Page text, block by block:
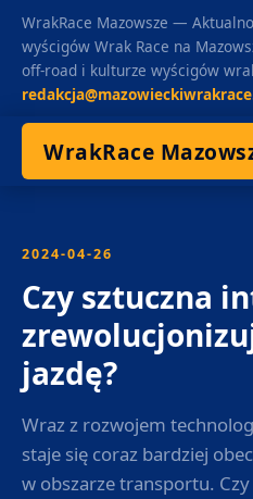
WrakRace Mazowsze —
wyścigów Wrak Race na
off-road i kulturze wyścigów
WrakRace
2024-04-26
Czy sztuczna
jazdę?
Wraz z rozwojem
staje się coraz bardziej
w obszarze transportu.